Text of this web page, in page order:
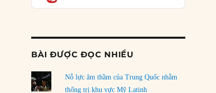
03/08/2026
Đặt cược vào thất bại: Các quỹ đầu tư mạo
rủi ro
02/08/2026
BÀI ĐƯỢC ĐỌC NHIỀU
Nỗ lực âm thầm của Trung Quốc nhằm
thống trị khu vực Mỹ Latinh